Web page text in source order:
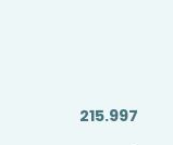
215.997